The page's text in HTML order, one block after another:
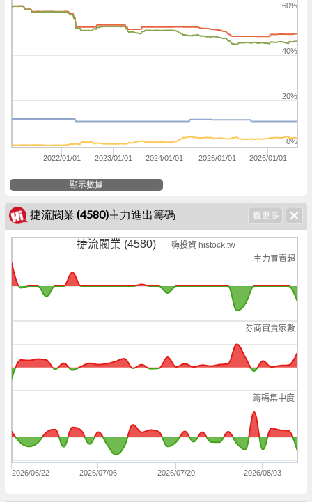
2022/01/01 2023/01/01 2024/01/01 2025/01/01 2026/01/01
0%
20%
40%
60%
顯示數據
捷流閥業 (4580)主力進出籌碼
主力買賣超
券商買賣家數
籌碼集中度
捷流閥業 (4580) 嗨投資 histock.tw
2026/06/22 2026/07/06 2026/07/20 2026/08/03